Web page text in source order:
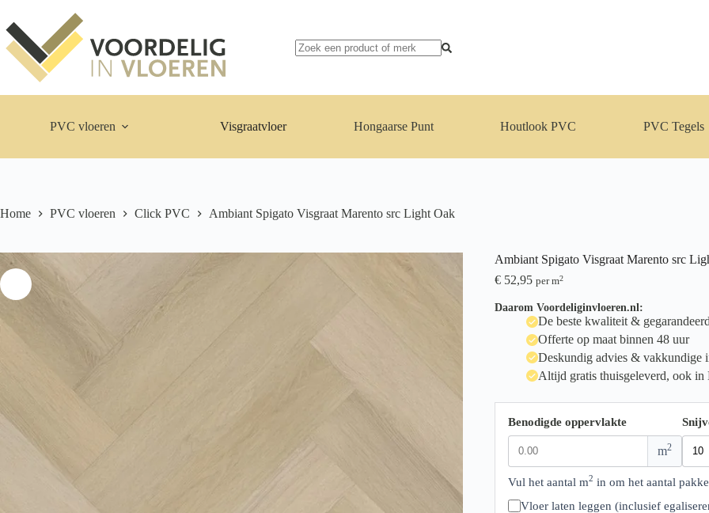
naar
de
inhoud
PVC vloeren Visgraatvloer Hongaarse Punt Houtlook PVC PVC Tegels
Home PVC vloeren Click PVC Ambiant Spigato Visgraat Marento src Light Oak
Ambiant Spigato Visgraat Marento src
€52,95 per m2
Daarom Voordeliginvloeren.nl:
De beste kwaliteit &
Offerte op maat binnen 48 uur
Deskundig advies & vakkundige
Altijd gratis thuisgeleverd, ook in
Benodigde oppervlakte
m2
Vul het aantal m2 in om het aantal
Vloer laten leggen (inclusief